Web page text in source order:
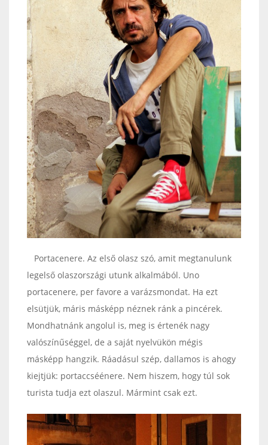
Portacenere. Az első olasz szó, amit megtanulunk
legelső olaszországi utunk alkalmából. Uno
portacenere, per favore a varázsmondat. Ha ezt
elsütjük, máris másképp néznek ránk a pincérek.
Mondhatnánk angolul is, meg is értenék nagy
valószínűséggel, de a saját nyelvükön mégis
másképp hangzik. Ráadásul szép, dallamos is ahogy
kiejtjük: portaccséénere. Nem hiszem, hogy túl sok
turista tudja ezt olaszul. Mármint csak ezt.